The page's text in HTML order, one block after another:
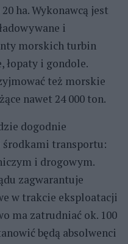
ha. Wykonawcą jest
i
morskich turbin
łopaty i gondole.
też morskie
nawet 24 000 ton.
dogodnie
transportu:
i drogowym.
zagwarantuje
w trakcie eksploatacji
ma zatrudniać ok. 100
będą absolwenci